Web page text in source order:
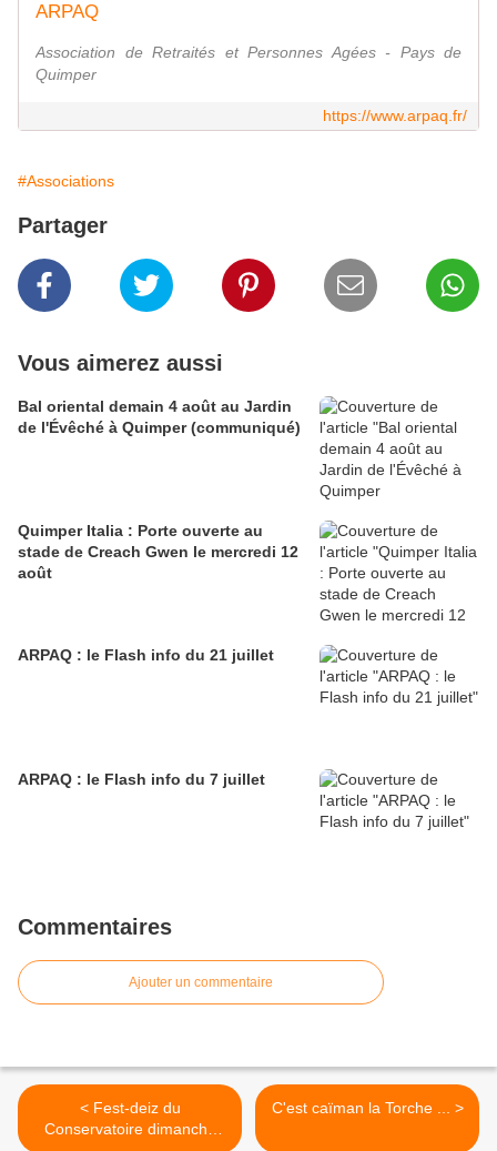
ARPAQ
Association de Retraités et Personnes Agées - Pays de
Quimper
https://www.arpaq.fr/
#Associations
Partager
Vous aimerez aussi
Bal oriental demain 4 août au Jardin
de l'Évêché à Quimper (communiqué)
Quimper Italia : Porte ouverte au
stade de Creach Gwen le mercredi 12
août
ARPAQ : le Flash info du 21 juillet
ARPAQ : le Flash info du 7 juillet
Commentaires
Ajouter un commentaire
< Fest-deiz du
Conservatoire dimanche
C'est caïman la Torche ... >